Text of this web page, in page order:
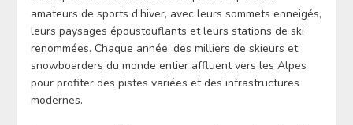
amateurs de sports d’hiver, avec leurs sommets enneigés,
leurs paysages époustouflants et leurs stations de ski
renommées. Chaque année, des milliers de skieurs et
snowboarders du monde entier affluent vers les Alpes
pour profiter des pistes variées et des infrastructures
modernes.